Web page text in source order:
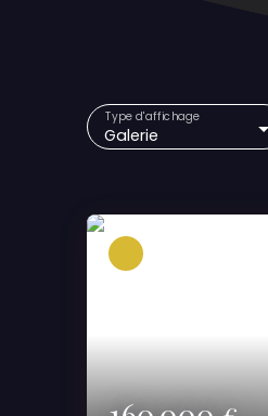
Galerie
Type d'affichage